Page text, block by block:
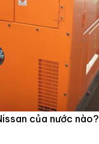
của nước nào?